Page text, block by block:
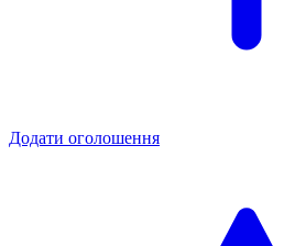
Додати оголошення